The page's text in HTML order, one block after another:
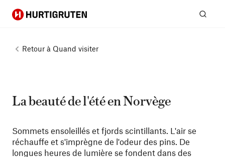
Hurtigruten
Retour à Quand visiter
La beauté de l'été en Norvège
Sommets ensoleillés et fjords scintillants. L'air se
réchauffe et s'imprègne de l'odeur des pins. De
longues heures de lumière se fondent dans des